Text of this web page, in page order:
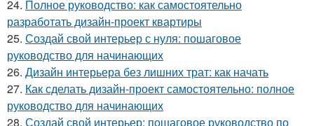
24. Полное руководство: как самостоятельно
разработать дизайн-проект квартиры
25. Создай свой интерьер с нуля: пошаговое
руководство для начинающих
26. Дизайн интерьера без лишних трат: как начать
27. Как сделать дизайн-проект самостоятельно: полное
руководство для начинающих
28. Создай свой интерьер: пошаговое руководство по